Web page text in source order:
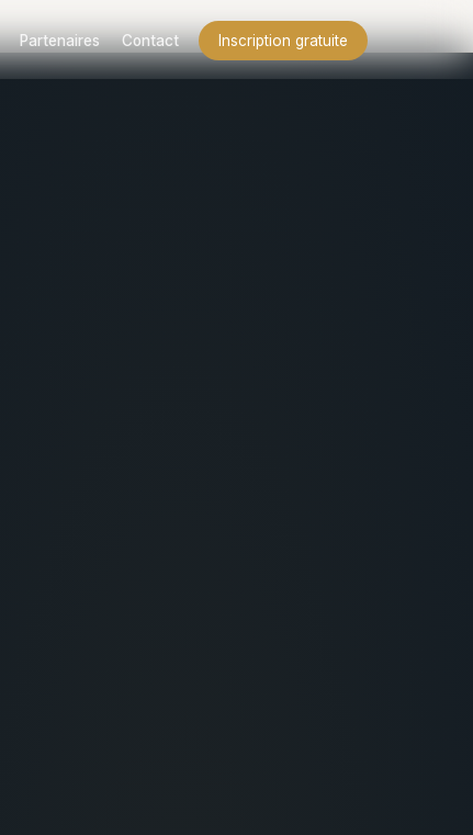
Partenaires Contact Inscription gratuite